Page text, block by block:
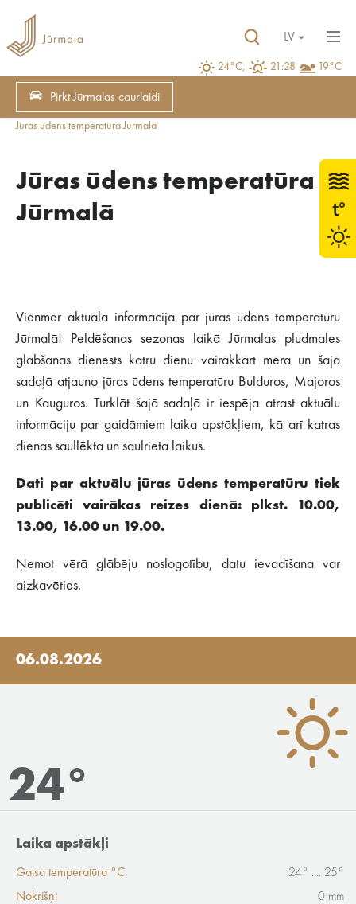
24°C, 21:28 19°C
LV
Pirkt Jūrmalas caurlaidi
Jūras ūdens temperatūra Jūrmalā
Jūras ūdens temperatūra
Jūrmalā
Vienmēr aktuālā informācija par jūras ūdens temperatūru
Jūrmalā! Peldēšanas sezonas laikā Jūrmalas pludmales
glābšanas dienests katru dienu vairākkārt mēra un šajā
sadaļā atjauno jūras ūdens temperatūru Bulduros, Majoros
un Kauguros. Turklāt šajā sadaļā ir iespēja atrast aktuālu
informāciju par gaidāmiem laika apstākļiem, kā arī katras
dienas saullēkta un saulrieta laikus.
Dati par aktuālu jūras ūdens temperatūru tiek
publicēti vairākas reizes dienā: plkst. 10.00,
13.00, 16.00 un 19.00.
Ņemot vērā glābēju noslogotību, datu ievadīšana var
aizkavēties.
06.08.2026
24°
Laika apstākļi
Gaisa temperatūra °C
24° .... 25°
Nokrišņi
0 mm